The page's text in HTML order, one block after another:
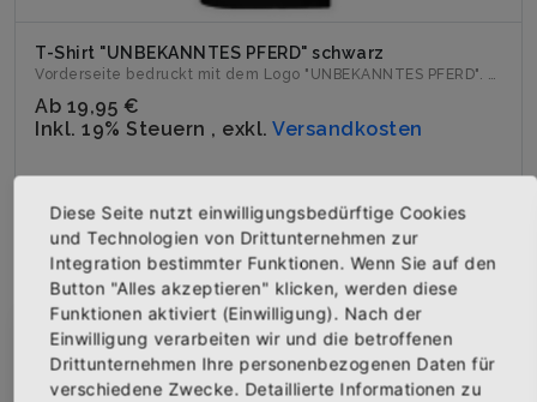
T-Shirt "UNBEKANNTES PFERD" schwarz
Vorderseite bedruckt mit dem Logo "UNBEKANNTES PFERD". Erh�...
Ab 19,95 €
Inkl. 19% Steuern , exkl. Versandkosten
Abonniere jetzt unseren Newsletter ×
Diese Seite nutzt einwilligungsbedürftige Cookies
und Technologien von Drittunternehmen zur
Integration bestimmter Funktionen. Wenn Sie auf den
Button "Alles akzeptieren" klicken, werden diese
Funktionen aktiviert (Einwilligung). Nach der
Einwilligung verarbeiten wir und die betroffenen
Drittunternehmen Ihre personenbezogenen Daten für
verschiedene Zwecke. Detaillierte Informationen zu